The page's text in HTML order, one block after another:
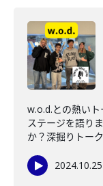
w.o.d.との熱い
ステージを語り
か？深掘りトー
2024.10.25